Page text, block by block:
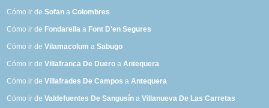
Cómo ir deSofan aColombres
Cómo ir de Fondarella a Font D'en Segures
Cómo ir deVilamacolum aSabugo
Cómo ir deVillafranca De Duero aAntequera
Cómo ir deVillafrades De Campos aAntequera
Cómo ir deValdefuentes De Sangusín aVillanueva De Las Carretas